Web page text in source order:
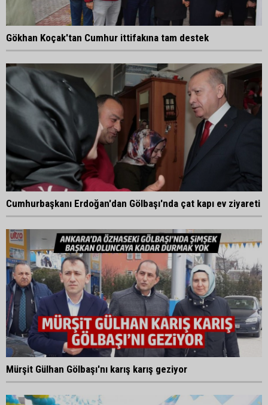
Gökhan Koçak'tan Cumhur ittifakına tam destek
Cumhurbaşkanı Erdoğan'dan Gölbaşı'nda çat kapı ev ziyareti
Mürşit Gülhan Gölbaşı'nı karış karış geziyor